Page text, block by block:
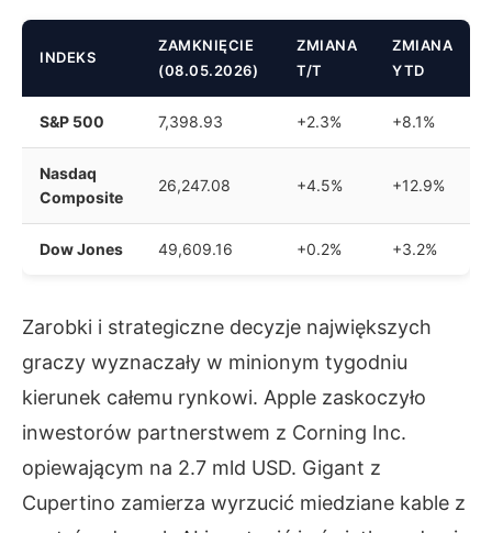
INDEKS
ZAMKNIĘCIE
(08.05.2026)
ZMIANA
T/T
ZMIANA
YTD
S&P 500 7,398.93 +2.3% +8.1%
Nasdaq
Composite
26,247.08 +4.5% +12.9%
Dow Jones 49,609.16 +0.2% +3.2%
Zarobki i strategiczne decyzje największych
graczy wyznaczały w minionym tygodniu
kierunek całemu rynkowi. Apple zaskoczyło
inwestorów partnerstwem z Corning Inc.
opiewającym na 2.7 mld USD. Gigant z
Cupertino zamierza wyrzucić miedziane kable z